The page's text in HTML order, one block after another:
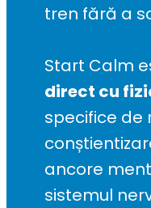
tren fără a
Start Calm
direct cu
specifice de
ancore
sistemul